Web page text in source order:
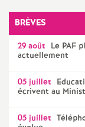
BRÈVES
29 août Le PAF
actuellement
05 juillet
écrivent au
05 juillet